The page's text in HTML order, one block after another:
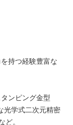
持つ経験豊富な
ンピング金型
光学式二次元精密
ど。